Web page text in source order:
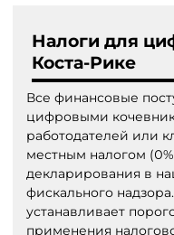
Налоги для
Коста-Рике
Все финансовые
цифровыми
работодателей или
местным налогом
декларирования в
фискального
устанавливает
применения